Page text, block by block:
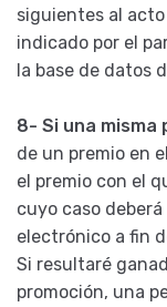
siguientes al
indicado por el
la base de datos
8- Si una misma
de un premio en
el premio con el
cuyo caso
electrónico a fin
Si resultaré
promoción, una